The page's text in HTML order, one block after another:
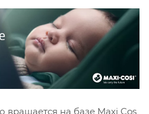
вращается на базе Maxi Cos